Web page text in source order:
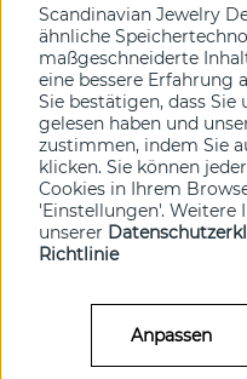
hier an.
© SCANDINAVIAN
Scandinavian Jewelry
ähnliche
maßgeschneiderte
eine bessere Erfahrung
Sie bestätigen, dass
gelesen haben und
zustimmen, indem Sie
klicken. Sie können
Cookies in Ihrem
'Einstellungen'.
unserer
Richtlinie
Anpassen